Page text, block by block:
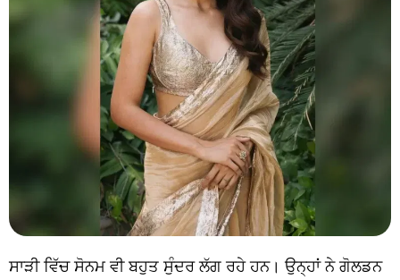
ਸਾੜੀ ਵਿੱਚ ਸੋਨਮ ਵੀ ਬਹੁਤ ਸੁੰਦਰ ਲੱਗ ਰਹੇ ਹਨ। ਉਨ੍ਹਾਂ ਨੇ ਗੋਲਡਨ